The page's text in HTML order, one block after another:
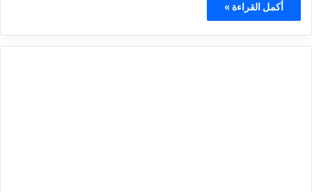
أكمل القراءة »